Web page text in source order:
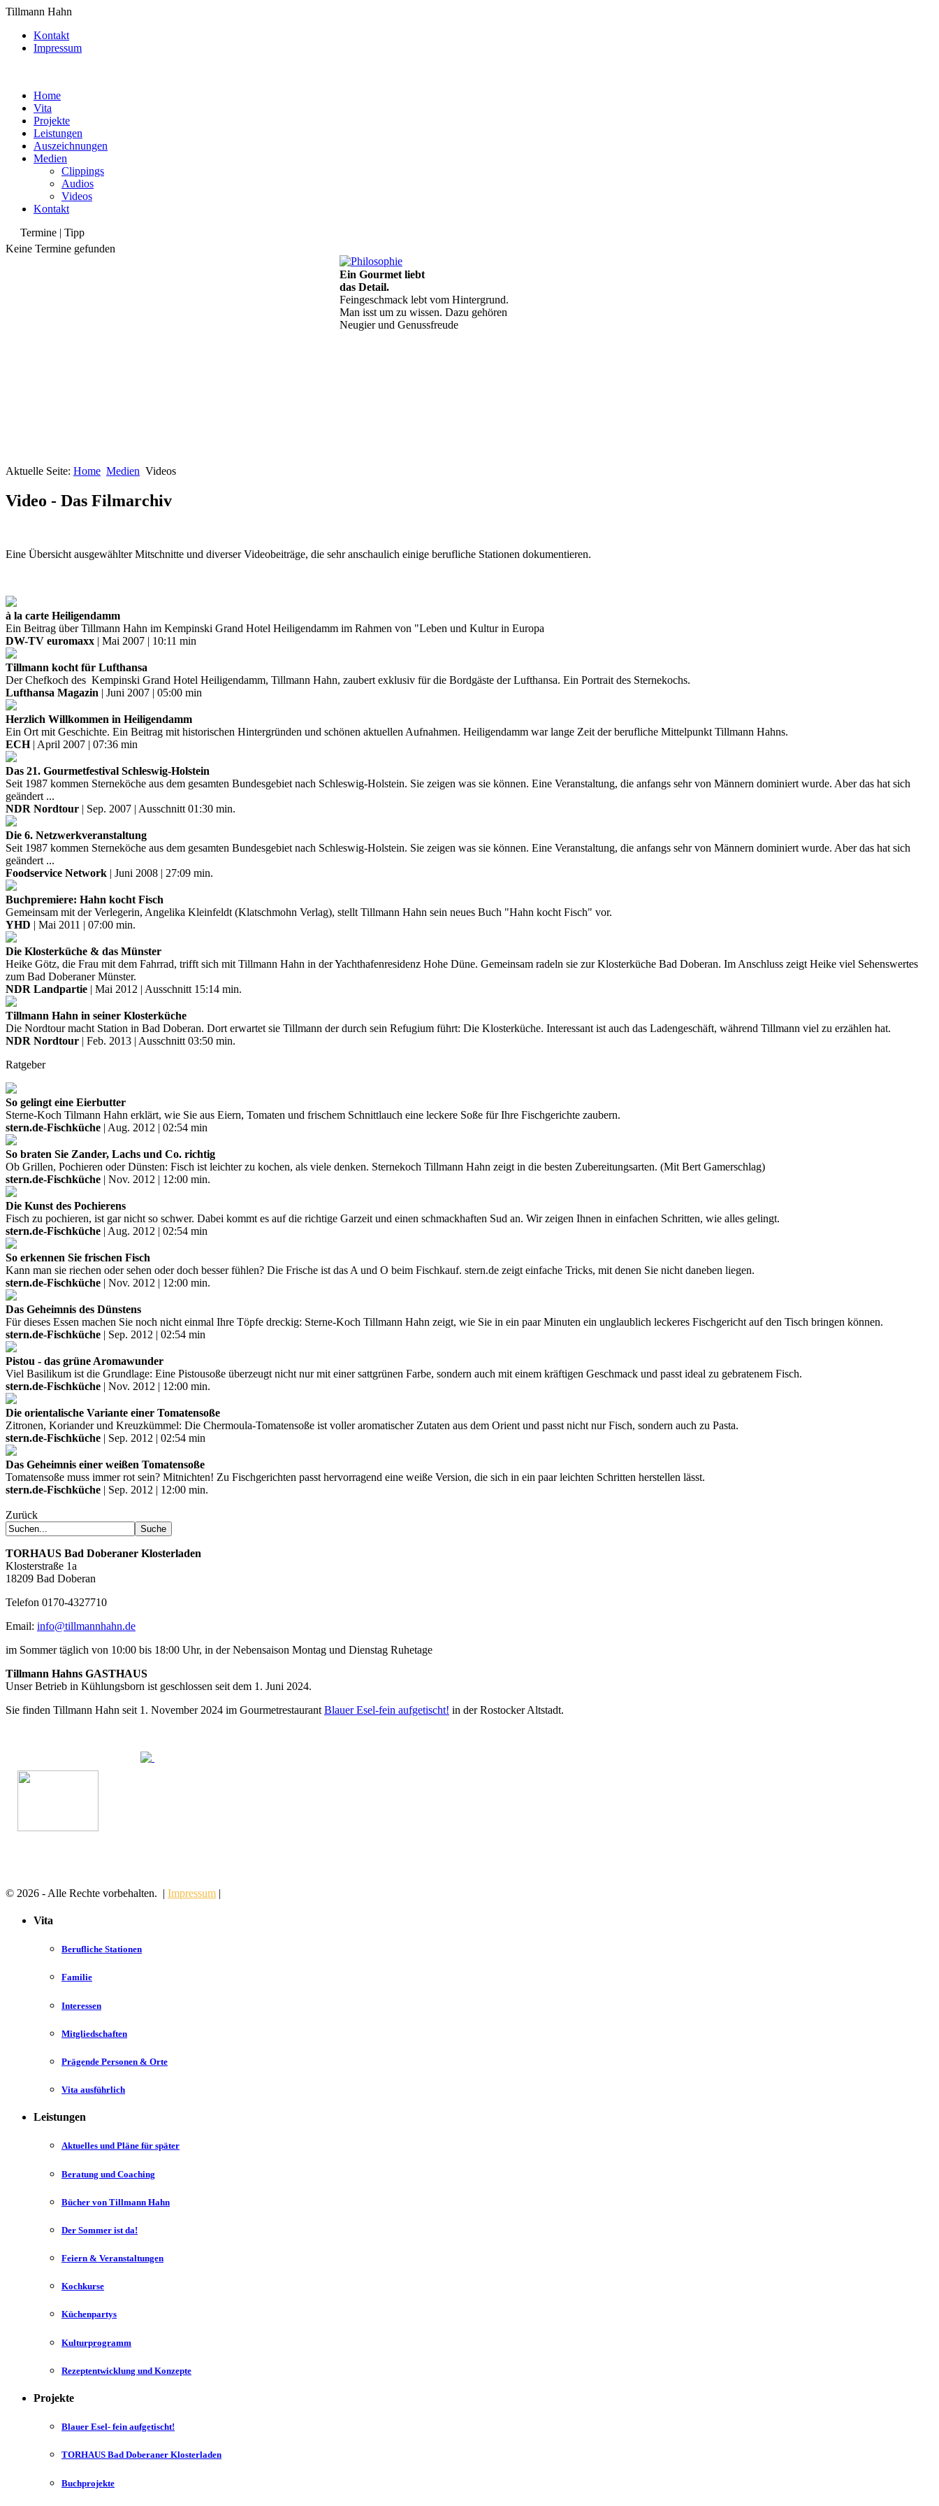
Tillmann Hahn
Kontakt
Impressum
Home
Vita
Projekte
Leistungen
Auszeichnungen
Medien
Clippings
Audios
Videos
Kontakt
Termine | Tipp
Keine Termine gefunden
Ein Gourmet liebt
das Detail.
Feingeschmack lebt vom Hintergrund.
Man isst um zu wissen. Dazu gehören
Neugier und Genussfreude
Regionalität, Frische und
Ein Potpourri professioneller Rezepte.
auch auf.
Interesse an anspruchsvoller Küche.
keine sind.
immer mit der besonderen Note.
Aktuelle Seite: Home Medien Videos
Video - Das Filmarchiv
Eine Übersicht ausgewählter Mitschnitte und diverser Videobeiträge, die sehr anschaulich einige berufliche Stationen dokumentieren.
à la carte Heiligendamm
Ein Beitrag über Tillmann Hahn im Kempinski Grand Hotel Heiligendamm im Rahmen von "Leben und Kultur in Europa
DW-TV euromaxx | Mai 2007 | 10:11 min
Tillmann kocht für Lufthansa
Der Chefkoch des Kempinski Grand Hotel Heiligendamm, Tillmann Hahn, zaubert exklusiv für die Bordgäste der Lufthansa. Ein Portrait des Sternekochs.
Lufthansa Magazin | Juni 2007 | 05:00 min
Herzlich Willkommen in Heiligendamm
Ein Ort mit Geschichte. Ein Beitrag mit historischen Hintergründen und schönen aktuellen Aufnahmen. Heiligendamm war lange Zeit der berufliche Mittelpunkt Tillmann Hahns.
ECH| April 2007 | 07:36 min
Das 21. Gourmetfestival Schleswig-Holstein
Seit 1987 kommen Sterneköche aus dem gesamten Bundesgebiet nach Schleswig-Holstein. Sie zeigen was sie können. Eine Veranstaltung, die anfangs sehr von Männern dominiert wurde. Aber das hat sich
geändert ...
NDR Nordtour | Sep. 2007 | Ausschnitt 01:30 min.
Die 6. Netzwerkveranstaltung
Seit 1987 kommen Sterneköche aus dem gesamten Bundesgebiet nach Schleswig-Holstein. Sie zeigen was sie können. Eine Veranstaltung, die anfangs sehr von Männern dominiert wurde. Aber das hat sich
geändert ...
Foodservice Network | Juni 2008 | 27:09 min.
Buchpremiere: Hahn kocht Fisch
Gemeinsam mit der Verlegerin, Angelika Kleinfeldt (Klatschmohn Verlag), stellt Tillmann Hahn sein neues Buch "Hahn kocht Fisch" vor.
YHD | Mai 2011 | 07:00 min.
Die Klosterküche & das Münster
Heike Götz, die Frau mit dem Fahrrad, trifft sich mit Tillmann Hahn in der Yachthafenresidenz Hohe Düne. Gemeinsam radeln sie zur Klosterküche Bad Doberan. Im Anschluss zeigt Heike viel Sehenswertes
zum Bad Doberaner Münster.
NDR Landpartie | Mai 2012 | Ausschnitt 15:14 min.
Tillmann Hahn in seiner Klosterküche
Die Nordtour macht Station in Bad Doberan. Dort erwartet sie Tillmann der durch sein Refugium führt: Die Klosterküche. Interessant ist auch das Ladengeschäft, während Tillmann viel zu erzählen hat.
NDR Nordtour | Feb. 2013 | Ausschnitt 03:50 min.
Ratgeber
So gelingt eine Eierbutter
Sterne-Koch Tilmann Hahn erklärt, wie Sie aus Eiern, Tomaten und frischem Schnittlauch eine leckere Soße für Ihre Fischgerichte zaubern.
stern.de-Fischküche | Aug. 2012 | 02:54 min
So braten Sie Zander, Lachs und Co. richtig
Ob Grillen, Pochieren oder Dünsten: Fisch ist leichter zu kochen, als viele denken. Sternekoch Tillmann Hahn zeigt in die besten Zubereitungsarten. (Mit Bert Gamerschlag)
stern.de-Fischküche | Nov. 2012 | 12:00 min.
Die Kunst des Pochierens
Fisch zu pochieren, ist gar nicht so schwer. Dabei kommt es auf die richtige Garzeit und einen schmackhaften Sud an. Wir zeigen Ihnen in einfachen Schritten, wie alles gelingt.
stern.de-Fischküche | Aug. 2012 | 02:54 min
So erkennen Sie frischen Fisch
Kann man sie riechen oder sehen oder doch besser fühlen? Die Frische ist das A und O beim Fischkauf. stern.de zeigt einfache Tricks, mit denen Sie nicht daneben liegen.
stern.de-Fischküche | Nov. 2012 | 12:00 min.
Das Geheimnis des Dünstens
Für dieses Essen machen Sie noch nicht einmal Ihre Töpfe dreckig: Sterne-Koch Tillmann Hahn zeigt, wie Sie in ein paar Minuten ein unglaublich leckeres Fischgericht auf den Tisch bringen können.
stern.de-Fischküche | Sep. 2012 | 02:54 min
Pistou - das grüne Aromawunder
Viel Basilikum ist die Grundlage: Eine Pistousoße überzeugt nicht nur mit einer sattgrünen Farbe, sondern auch mit einem kräftigen Geschmack und passt ideal zu gebratenem Fisch.
stern.de-Fischküche | Nov. 2012 | 12:00 min.
Die orientalische Variante einer Tomatensoße
Zitronen, Koriander und Kreuzkümmel: Die Chermoula-Tomatensoße ist voller aromatischer Zutaten aus dem Orient und passt nicht nur Fisch, sondern auch zu Pasta.
stern.de-Fischküche | Sep. 2012 | 02:54 min
Das Geheimnis einer weißen Tomatensoße
Tomatensoße muss immer rot sein? Mitnichten! Zu Fischgerichten passt hervorragend eine weiße Version, die sich in ein paar leichten Schritten herstellen lässt.
stern.de-Fischküche | Sep. 2012 | 12:00 min.
Zurück
TORHAUS Bad Doberaner Klosterladen
Klosterstraße 1a
18209 Bad Doberan
Telefon 0170-4327710
Email: info@tillmannhahn.de
im Sommer täglich von 10:00 bis 18:00 Uhr, in der Nebensaison Montag und Dienstag Ruhetage
Tillmann Hahns GASTHAUS
Unser Betrieb in Kühlungsborn ist geschlossen seit dem 1. Juni 2024.
Sie finden Tillmann Hahn seit 1. November 2024 im Gourmetrestaurant Blauer Esel-fein aufgetischt! in der Rostocker Altstadt.
© 2026 - Alle Rechte vorbehalten. | Impressum |
Vita
Berufliche Stationen
Familie
Interessen
Mitgliedschaften
Prägende Personen & Orte
Vita ausführlich
Leistungen
Aktuelles und Pläne für später
Beratung und Coaching
Bücher von Tillmann Hahn
Der Sommer ist da!
Feiern & Veranstaltungen
Kochkurse
Küchenpartys
Kulturprogramm
Rezeptentwicklung und Konzepte
Projekte
Blauer Esel- fein aufgetischt!
TORHAUS Bad Doberaner Klosterladen
Buchprojekte